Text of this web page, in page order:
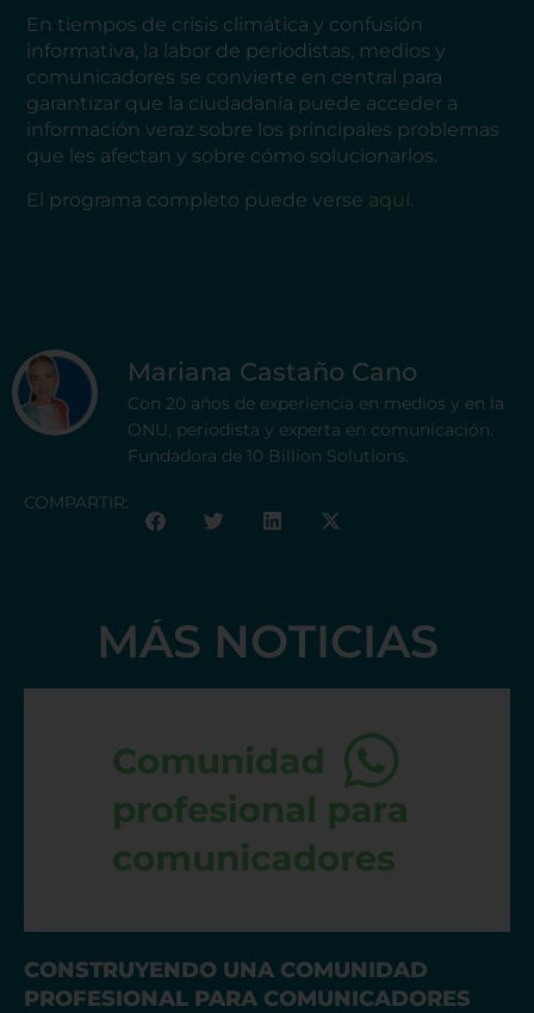
En tiempos de crisis climática y confusión
informativa, la labor de periodistas, medios y
comunicadores se convierte en central para
garantizar que la ciudadanía puede acceder a
información veraz sobre los principales problemas
que les afectan y sobre cómo solucionarlos.
El programa completo puede verse aquí.
Mariana Castaño Cano
Con 20 años de experiencia en medios y en la
ONU, periodista y experta en comunicación.
Fundadora de 10 Billion Solutions.
COMPARTIR:
MÁS NOTICIAS
CONSTRUYENDO UNA COMUNIDAD
PROFESIONAL PARA COMUNICADORES